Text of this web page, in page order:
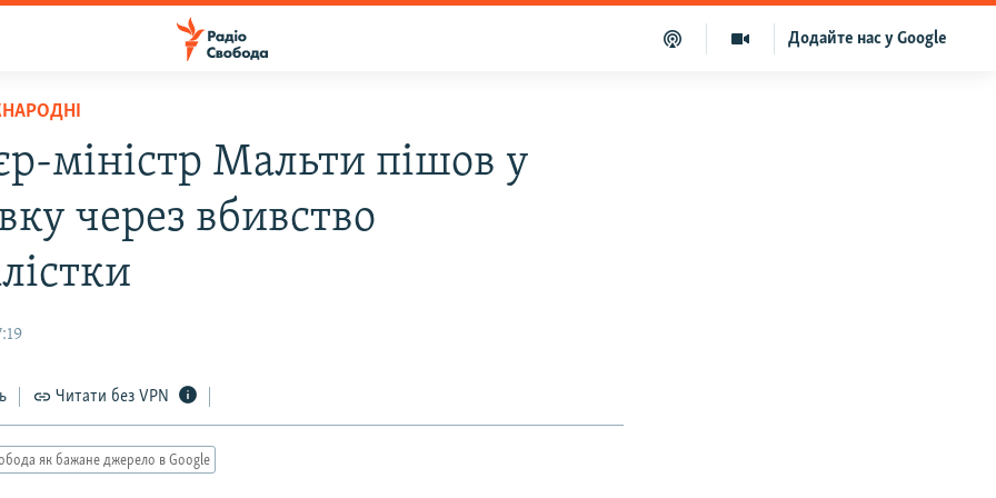
Додайте нас у Google
міністр Мальти пішов у
через вбивство
Читати без VPN
як бажане джерело в Google